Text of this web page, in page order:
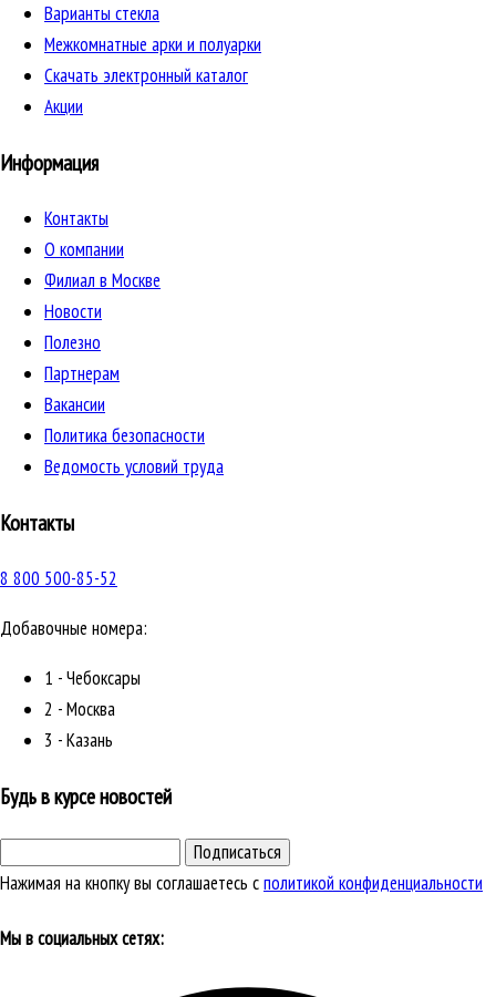
Варианты стекла
Межкомнатные арки и полуарки
Скачать электронный каталог
Акции
Информация
Контакты
О компании
Филиал в Москве
Новости
Полезно
Партнерам
Вакансии
Политика безопасности
Ведомость условий труда
Контакты
8 800 500-85-52
Добавочные номера:
1 - Чебоксары
2 - Москва
3 - Казань
Будь в курсе новостей
Подписаться
Нажимая на кнопку вы соглашаетесь сполитикой конфиденциальности
Мы в социальных сетях: